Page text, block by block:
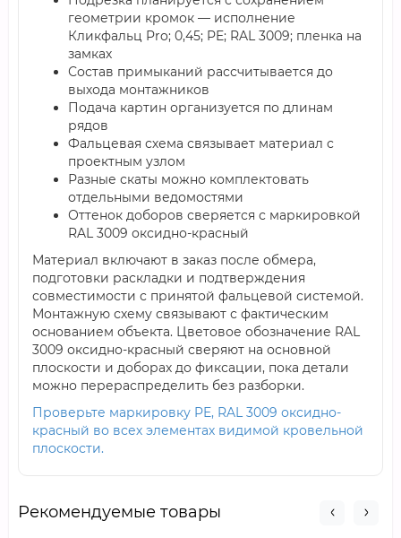
геометрии кромок — исполнение
Кликфальц Pro; 0,45; PE; RAL 3009; пленка на
замках
Состав примыканий рассчитывается до
выхода монтажников
Подача картин организуется по длинам
рядов
Фальцевая схема связывает материал с
проектным узлом
Разные скаты можно комплектовать
отдельными ведомостями
Оттенок доборов сверяется с маркировкой
RAL 3009 оксидно-красный
Материал включают в заказ после обмера,
подготовки раскладки и подтверждения
совместимости с принятой фальцевой системой.
Монтажную схему связывают с фактическим
основанием объекта. Цветовое обозначение RAL
3009 оксидно-красный сверяют на основной
плоскости и доборах до фиксации, пока детали
можно перераспределить без разборки.
Проверьте маркировку PE, RAL 3009 оксидно-
красный во всех элементах видимой кровельной
плоскости.
Рекомендуемые товары